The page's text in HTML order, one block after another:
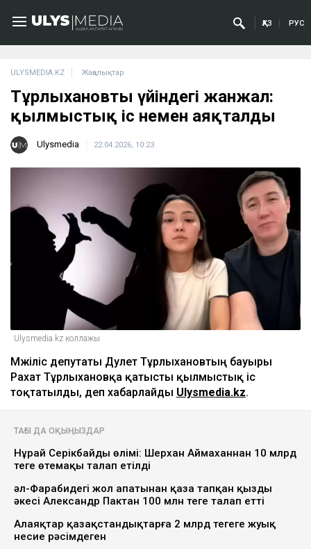
ҚАЗ РУС
ULYSMEDIA.KZ Жаңалықтар
Тұрлыхановтың үйіндегі жанжал:
қылмыстық іс немен аяқталды
Ulysmedia 22.04.2026, 10:23
Ulysmedia.kz коллажы
Мәжіліс депутаты Дәулет Тұрлыхановтың бауыры
Рахат Тұрлыхановқа қатысты қылмыстық іс
тоқтатылды, деп хабарлайды Ulysmedia.kz.
ТАҒЫ ДА ОҚЫҢЫЗДАР
Нұрай Серікбайдың өлімі: Шерхан Аймаханнан 10 млрд
теңге өтемақы талап етілді
әл-Фарабидегі жол апатынан қаза тапқан қыздың
әкесі Александр Пактан 100 млн теңге талап етті
Алаяқтар қазақстандықтарға 2 млрд теңгеге жуық
несие рәсімдеген